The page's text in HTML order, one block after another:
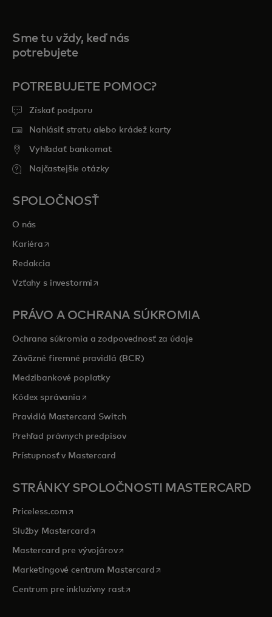
Sme tu vždy, keď nás
potrebujete
POTREBUJETE POMOC?
Získať podporu
Nahlásiť stratu alebo krádež karty
Vyhľadať bankomat
Najčastejšie otázky
SPOLOČNOSŤ
O nás
Kariéra opens in a new tab
Redakcia
Vzťahy s investormi opens in a new tab
PRÁVO A OCHRANA SÚKROMIA
Ochrana súkromia a zodpovednosť za údaje
Záväzné firemné pravidlá (BCR)
Medzibankové poplatky
Kódex správaniaopens in a new tab
Pravidlá Mastercard Switch
Prehľad právnych predpisov
Prístupnosť v Mastercard
STRÁNKY SPOLOČNOSTI MASTERCARD
Priceless.com opens in a new tab
Služby Mastercardopens in a new tab
Mastercard pre vývojárovopens in a new tab
Marketingové centrum Mastercardopens in a new tab
Centrum pre inkluzívny rastopens in a new tab